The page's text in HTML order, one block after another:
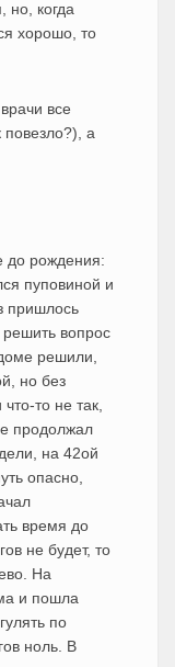
но, когда
хорошо, то
все
а
до рождения:
пуповиной и
пришлось
вопрос
решили,
но без
то не так,
продолжал
на 42ой
опасно,
время до
не будет, то
На
и пошла
по
ноль. В